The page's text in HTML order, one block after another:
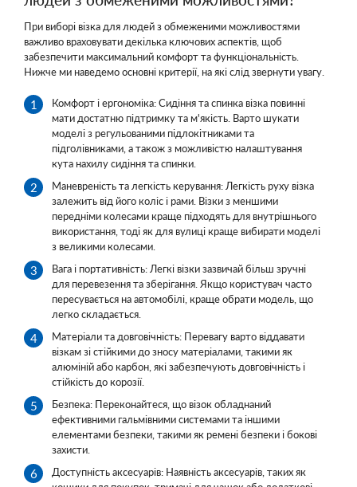
При виборі візка для людей з обмеженими можливостями
важливо враховувати декілька ключових аспектів, щоб
забезпечити максимальний комфорт та функціональність.
Нижче ми наведемо основні критерії, на які слід звернути увагу.
Комфорт і ергономіка: Сидіння та спинка візка повинні
мати достатню підтримку та м'якість. Варто шукати
моделі з регульованими підлокітниками та
підголівниками, а також з можливістю налаштування
кута нахилу сидіння та спинки.
Маневреність та легкість керування: Легкість руху візка
залежить від його коліс і рами. Візки з меншими
передніми колесами краще підходять для внутрішнього
використання, тоді як для вулиці краще вибирати моделі
з великими колесами.
Вага і портативність: Легкі візки зазвичай більш зручні
для перевезення та зберігання. Якщо користувач часто
пересувається на автомобілі, краще обрати модель, що
легко складається.
Матеріали та довговічність: Перевагу варто віддавати
візкам зі стійкими до зносу матеріалами, такими як
алюміній або карбон, які забезпечують довговічність і
стійкість до корозії.
Безпека: Переконайтеся, що візок обладнаний
ефективними гальмівними системами та іншими
елементами безпеки, такими як ремені безпеки і бокові
захисти.
Доступність аксесуарів: Наявність аксесуарів, таких як